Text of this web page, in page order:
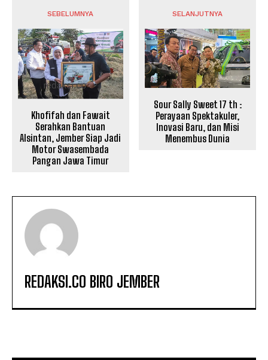
SEBELUMNYA
Khofifah dan Fawait
Serahkan Bantuan
Alsintan, Jember Siap Jadi
Motor Swasembada
Pangan Jawa Timur
SELANJUTNYA
Sour Sally Sweet 17 th :
Perayaan Spektakuler,
Inovasi Baru, dan Misi
Menembus Dunia
REDAKSI.CO BIRO JEMBER